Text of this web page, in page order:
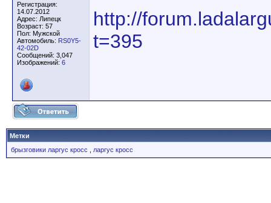
Регистрация:
14.07.2012
Адрес: Липецк
Возраст: 57
Пол: Мужской
Автомобиль: RS0Y5-
42-02D
Сообщений: 3,047
Изображений: 6
http://
t=395
Метки
брызговики ларгус кросс
ларгус кросс